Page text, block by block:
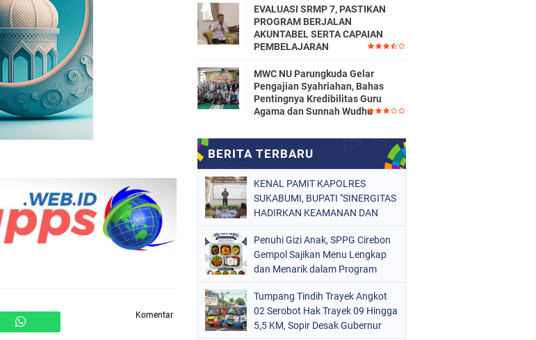
Komentar
EVALUASI SRMP 7, PASTIKAN
PROGRAM BERJALAN
AKUNTABEL SERTA CAPAIAN
PEMBELAJARAN
MWC NU Parungkuda Gelar
Pengajian Syahriahan, Bahas
Pentingnya Kredibilitas Guru
Agama dan Sunnah Wudhu
KENAL PAMIT KAPOLRES
SUKABUMI, BUPATI "SINERGITAS
HADIRKAN KEAMANAN DAN
Penuhi Gizi Anak, SPPG Cirebon
Gempol Sajikan Menu Lengkap
dan Menarik dalam Program
Tumpang Tindih Trayek Angkot
02 Serobot Hak Trayek 09 Hingga
5,5 KM, Sopir Desak Gubernur